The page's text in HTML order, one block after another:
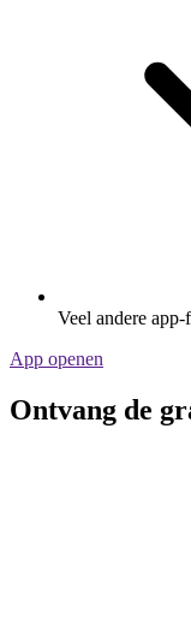
Veel andere app-
App openen
Ontvang de